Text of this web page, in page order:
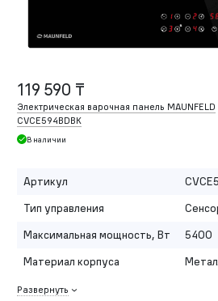
119 590 ₸
Электрическая варочная панель MAUNFELD
CVCE594BDBK
В наличии
Артикул
Тип управления
Максимальная мощность, Вт
5400
Материал корпуса
Развернуть